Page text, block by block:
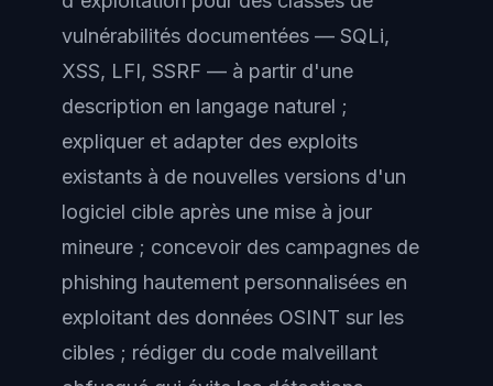
vulnérabilités documentées — SQLi,
XSS, LFI, SSRF — à partir d'une
description en langage naturel ;
expliquer et adapter des exploits
existants à de nouvelles versions d'un
logiciel cible après une mise à jour
mineure ; concevoir des campagnes de
phishing hautement personnalisées en
exploitant des données OSINT sur les
cibles ; rédiger du code malveillant